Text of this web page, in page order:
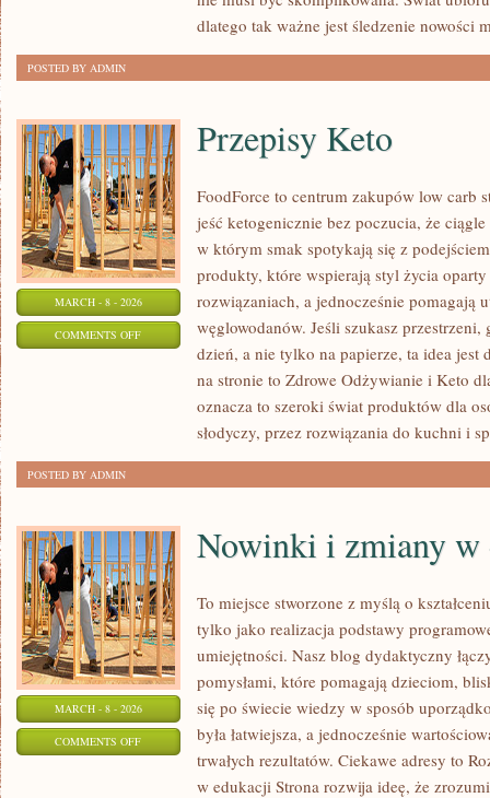
dlatego tak ważne jest śledzenie nowości
POSTED BY ADMIN
MARCH - 8 - 2026
COMMENTS OFFON
Przepisy Keto
FoodForce to centrum zakupów low carb
jeść ketogenicznie bez poczucia, że
w którym smak spotykają się z
produkty, które wspierają styl życia
rozwiązaniach, a jednocześnie pomagają
węglowodanów. Jeśli szukasz
dzień, a nie tylko na papierze, ta idea jest
na stronie to Zdrowe Odżywianie i Keto
oznacza to szeroki świat produktów dla
słodyczy, przez rozwiązania do kuchni i
POSTED BY ADMIN
MARCH - 8 - 2026
COMMENTS OFFON
Nowinki i zmiany w
To miejsce stworzone z myślą o
tylko jako realizacja podstawy
umiejętności. Nasz blog dydaktyczny
pomysłami, które pomagają dzieciom,
się po świecie wiedzy w sposób
była łatwiejsza, a jednocześnie
trwałych rezultatów. Ciekawe adresy to
w edukacji Strona rozwija ideę, że